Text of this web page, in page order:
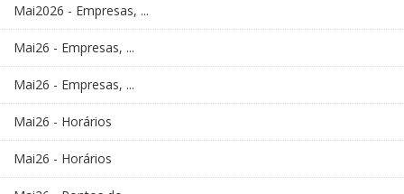
Mai2026 - Empresas, ...
Mai26 - Empresas, ...
Mai26 - Empresas, ...
Mai26 - Horários
Mai26 - Horários